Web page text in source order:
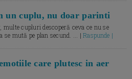
un cuplu, nu doar parinti
multe cupluri descoperă ceva ce nu se
se mută pe plan secund. ... |Raspunde |
care plutesc in aer